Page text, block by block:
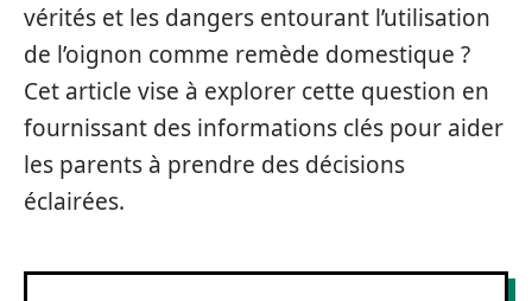
vérités et les dangers entourant l’utilisation
de l’oignon comme remède domestique ?
Cet article vise à explorer cette question en
fournissant des informations clés pour aider
les parents à prendre des décisions
éclairées.